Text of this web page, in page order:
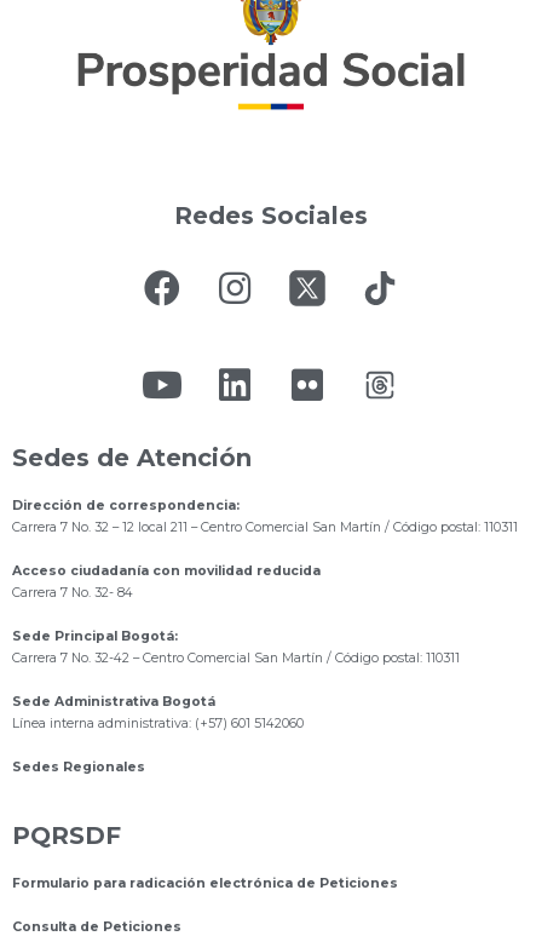
Redes Sociales
Sedes de Atención
Dirección de correspondencia:
Carrera 7 No. 32 – 12 local 211 – Centro Comercial San Martín / Código postal: 110311
Acceso ciudadanía con movilidad reducida
Carrera 7 No. 32- 84
Sede Principal Bogotá:
Carrera 7 No. 32-42 – Centro Comercial San Martín / Código postal: 110311
Sede Administrativa Bogotá
Línea interna administrativa: (+57) 601 5142060
Sedes Regionales
PQRSDF
Formulario para radicación electrónica de Peticiones
Consulta de Peticiones